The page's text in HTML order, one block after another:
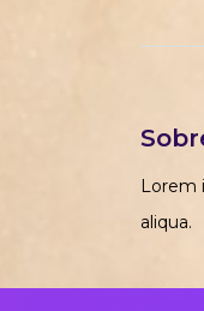
Lorem
aliqua.